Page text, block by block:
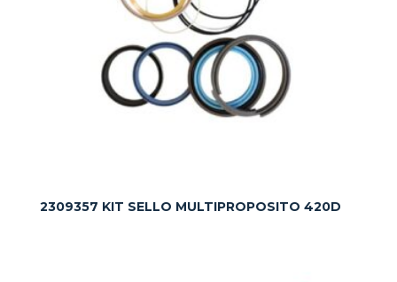
2309357 KIT SELLO MULTIPROPOSITO 420D